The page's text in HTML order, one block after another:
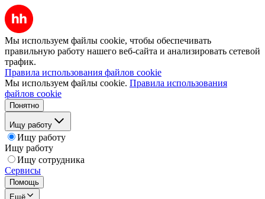
Мы используем файлы cookie, чтобы обеспечивать
правильную работу нашего веб-сайта и анализировать сетевой
трафик.
Правила использования файлов cookie
Мы используем файлы cookie. Правила использования
файлов cookie
Понятно
Ищу работу
Ищу работу
Ищу работу
Ищу сотрудника
Сервисы
Помощь
Ещё